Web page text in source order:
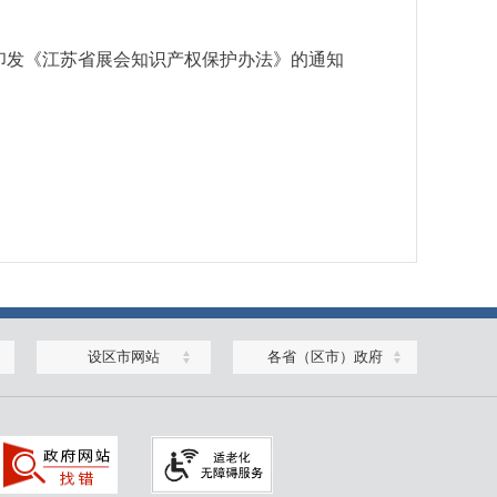
《江苏省展会知识产权保护办法》的通知
设区市网站 各省（区市）政府